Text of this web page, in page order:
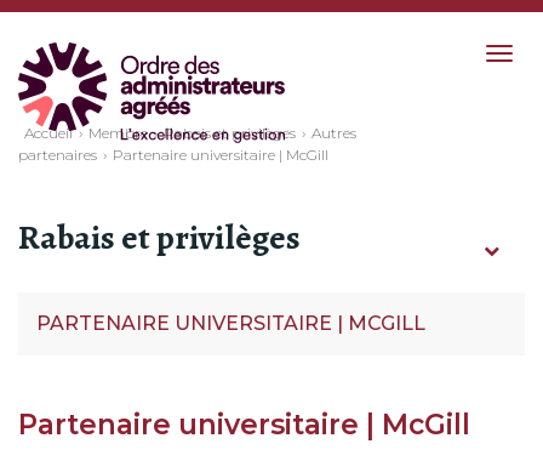
Accueil Membre Rabais et privilèges
Autres
partenaires
Partenaire universitaire | McGill
Rabais et privilèges
PARTENAIRE UNIVERSITAIRE | MCGILL
Partenaire universitaire | McGill